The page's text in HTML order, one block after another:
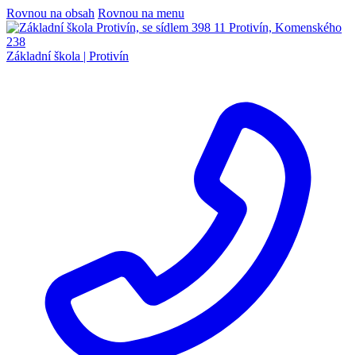
Rovnou na obsah Rovnou na menu
Základní škola | Protivín